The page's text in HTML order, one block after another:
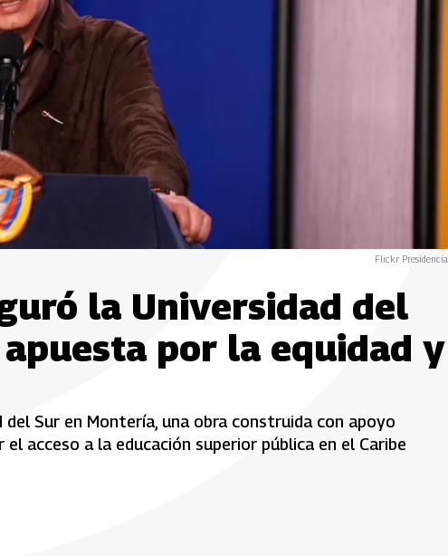
Flickr Presidencia
la Universidad del
por la equidad y
Sur en Montería, una obra construida con apoyo
acceso a la educación superior pública en el Caribe